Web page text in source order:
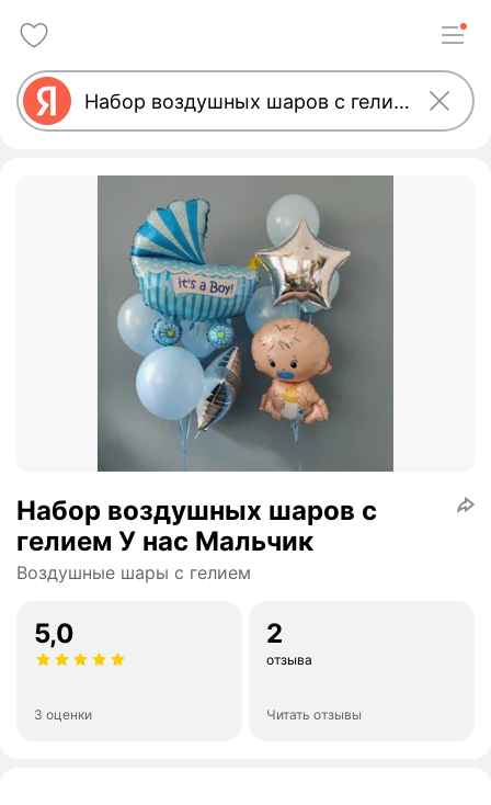
Набор воздушных шаров с
гелием У нас Мальчик
Воздушные шары с гелием
5,0
3 оценки
2
отзыва
Читать отзывы